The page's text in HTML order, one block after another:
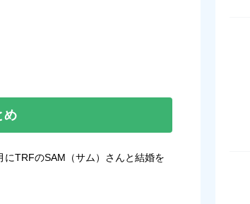
め
TRFのSAM（サム）さんと結婚を